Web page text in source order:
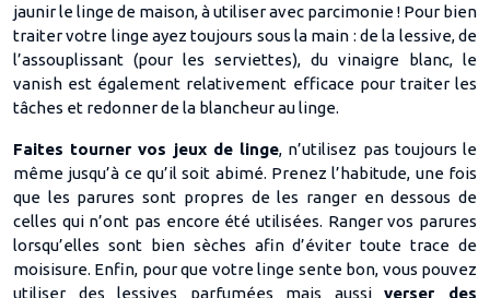
jaunir le linge de maison, à utiliser avec parcimonie ! Pour bien
traiter votre linge ayez toujours sous la main : de la lessive, de
l’assouplissant (pour les serviettes), du vinaigre blanc, le
vanish est également relativement efficace pour traiter les
tâches et redonner de la blancheur au linge.
Faites tourner vos jeux de linge, n’utilisez pas toujours le
même jusqu’à ce qu’il soit abimé. Prenez l’habitude, une fois
que les parures sont propres de les ranger en dessous de
celles qui n’ont pas encore été utilisées. Ranger vos parures
lorsqu’elles sont bien sèches afin d’éviter toute trace de
moisisure. Enfin, pour que votre linge sente bon, vous pouvez
utiliser des lessives parfumées mais aussiverser des